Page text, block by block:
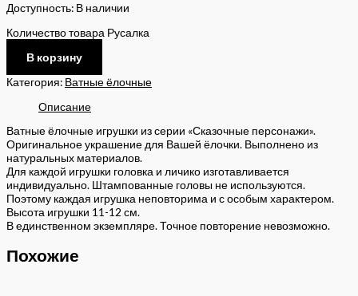
Доступность: В наличии
Количество товара Русалка
В корзину
Категория: Ватные ёлочные
Описание
Ватные ёлочные игрушки из серии «Сказочные персонажи».
Оригинальное украшение для Вашей ёлочки. Выполнено из
натуральных материалов.
Для каждой игрушки головка и личико изготавливается
индивидуально. Штампованные головы не используются.
Поэтому каждая игрушка неповторима и с особым характером.
Высота игрушки 11-12 см.
В единственном экземпляре. Точное повторение невозможно.
Похожие